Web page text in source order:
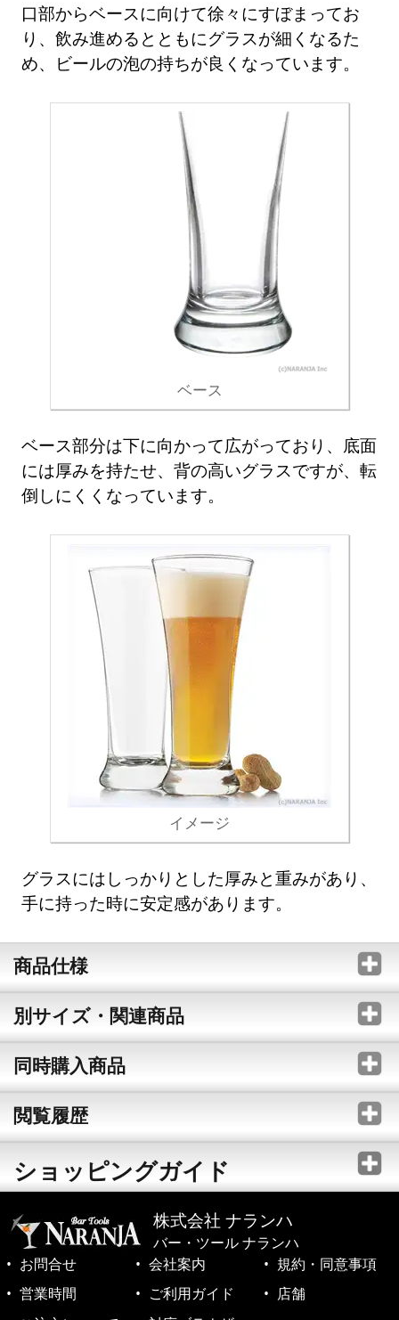
口部からベースに向けて徐々にすぼまってお
り、飲み進めるとともにグラスが細くなるた
め、ビールの泡の持ちが良くなっています。
ベース
ベース部分は下に向かって広がっており、底面
には厚みを持たせ、背の高いグラスですが、転
倒しにくくなっています。
イメージ
グラスにはしっかりとした厚みと重みがあり、
手に持った時に安定感があります。
商品仕様
別サイズ・関連商品
同時購入商品
閲覧履歴
ショッピングガイド
株式会社 ナランハ
バー・ツール ナランハ
お問合せ
会社案内
規約・同意事項
営業時間
ご利用ガイド
店舗